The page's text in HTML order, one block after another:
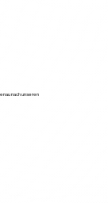
nach unseren